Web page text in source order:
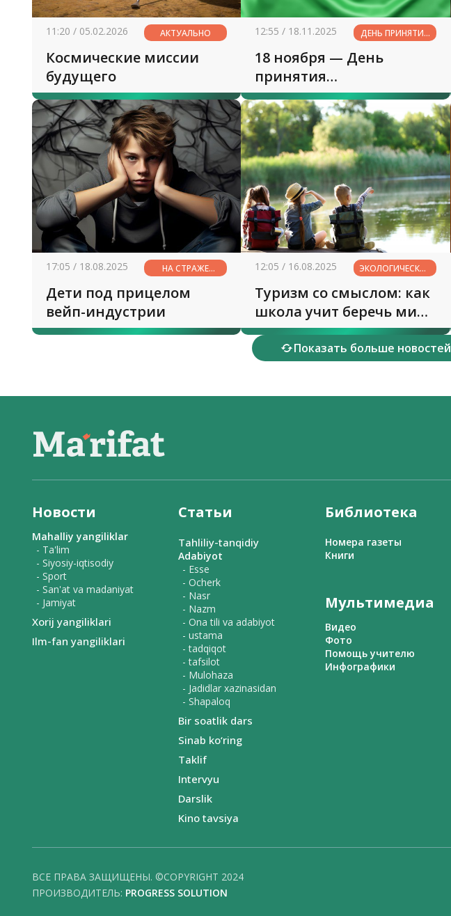
11:20 / 05.02.2026 АКТУАЛЬНО
Космические миссии
будущего
12:55 / 18.11.2025
ДЕНЬ ПРИНЯТИЯ
ГОСУДАРСТВЕННОГО
ФЛАГА
18 ноября — День
принятия
Государственного флага
Республики Узбекистан
17:05 / 18.08.2025
НА СТРАЖЕ
ЗДОРОВЬЯ
Дети под прицелом
вейп-индустрии
12:05 / 16.08.2025
ЭКОЛОГИЧЕСКОЕ
ОБРАЗОВАНИЕ
Туризм со смыслом: как
школа учит беречь мир
вокруг
Показать больше новостей
Новости
Mahalliy yangiliklar
- Ta'lim
- Siyosiy-iqtisodiy
- Sport
- San'at va madaniyat
- Jamiyat
Xorij yangiliklari
Ilm-fan yangiliklari
Статьи
Tahliliy-tanqidiy
Adabiyot
- Esse
- Ocherk
- Nasr
- Nazm
- Ona tili va adabiyot
- ustama
- tadqiqot
- tafsilot
- Mulohaza
- Jadidlar xazinasidan
- Shapaloq
Bir soatlik dars
Sinab ko‘ring
Taklif
Intervyu
Darslik
Kino tavsiya
Библиотека
Номера газеты
Книги
Мультимедиа
Видео
Фото
Помощь учителю
Инфографики
ВСЕ ПРАВА ЗАЩИЩЕНЫ. ©COPYRIGHT 2024
ПРОИЗВОДИТЕЛЬ: PROGRESS SOLUTION